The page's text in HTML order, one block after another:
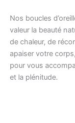
Nos boucles
valeur la beauté
de chaleur, de
apaiser votre
pour vous
et la plénitude.